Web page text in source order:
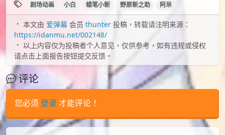
剧场动画 小白 蜡笔小新 野原新之助 阿呆
本文由 爱弹幕 会员 thunter 投稿，转载请注明来源：
https://idanmu.net/002148/
以上内容仅为投稿者个人意见，仅供参考，如有违规或侵权
请点击上面报告按钮提交反馈。
评论
您必须 登录 才能评论！